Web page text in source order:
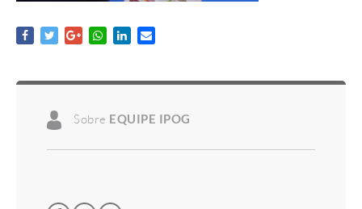
Sobre EQUIPE IPOG